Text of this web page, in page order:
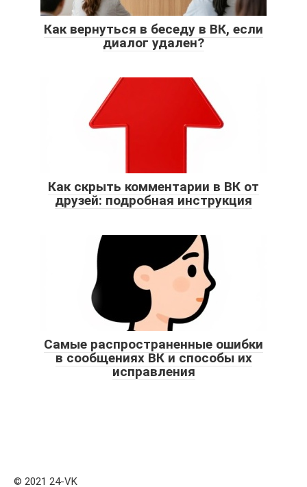
Как вернуться в беседу в ВК, если
диалог удален?
Как скрыть комментарии в ВК от
друзей: подробная инструкция
Самые распространенные ошибки
в сообщениях ВК и способы их
исправления
© 2021 24-VK